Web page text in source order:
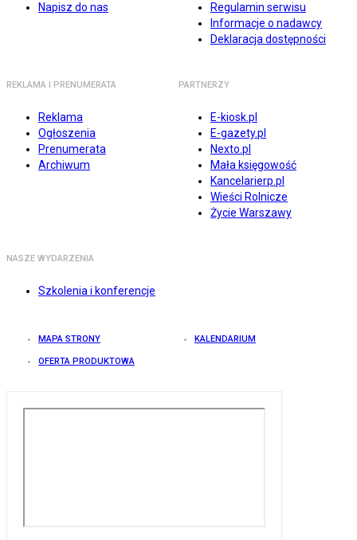
Napisz do nas
Regulamin serwisu
Informacje o nadawcy
Deklaracja dostępności
REKLAMA I PRENUMERATA
Reklama
Ogłoszenia
Prenumerata
Archiwum
PARTNERZY
E-kiosk.pl
E-gazety.pl
Nexto.pl
Mała księgowość
Kancelarierp.pl
Wieści Rolnicze
Życie Warszawy
NASZE WYDARZENIA
Szkolenia i konferencje
MAPA STRONY KALENDARIUM
OFERTA PRODUKTOWA